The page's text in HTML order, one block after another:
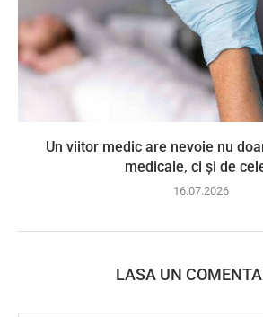
Un viitor medic are nevoie nu
medicale, ci și de
16.07.2026
LASA UN